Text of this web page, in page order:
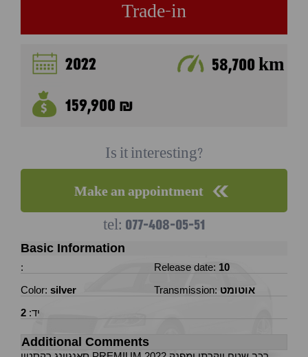
Trade-in
2022
58,700 km
159,900 ₪
Is it interesting?
Make an appointment
tel: 077-408-05-51
Basic Information
: Release date: 10
Color: silver Transmission: אוטומט
יד: 2
Additional Comments